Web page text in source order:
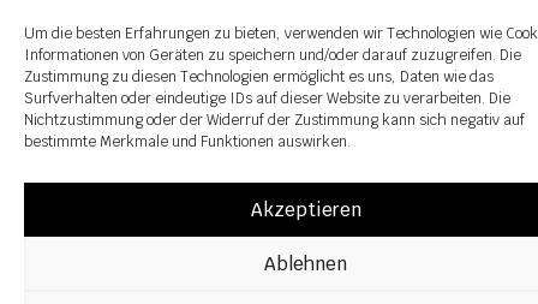
Um die besten Erfahrungen zu bieten, verwenden wir Technologien wie
Informationen von Geräten zu speichern und/oder darauf zuzugreifen. Die
Zustimmung zu diesen Technologien ermöglicht es uns, Daten wie das
Surfverhalten oder eindeutige IDs auf dieser Website zu verarbeiten. Die
Nichtzustimmung oder der Widerruf der Zustimmung kann sich negativ auf
bestimmte Merkmale und Funktionen auswirken.
Akzeptieren
Ablehnen